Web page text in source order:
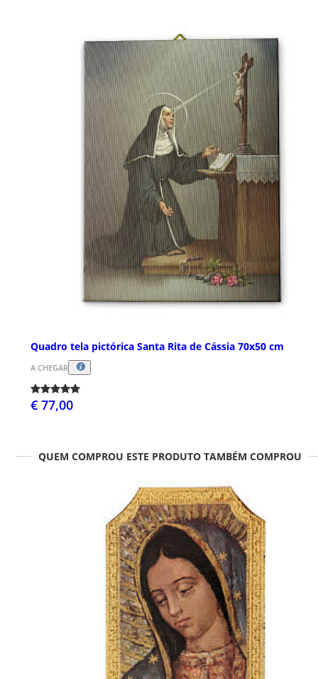
Quadro tela pictórica Santa Rita de Cássia 70x50 cm
A CHEGAR
€ 77,00
QUEM COMPROU ESTE PRODUTO TAMBÉM COMPROU